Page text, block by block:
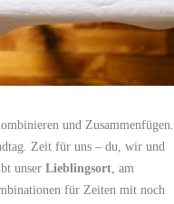
und Zusammenfügen.
Zeit für uns – du, wir und
unser Lieblingsort, am
für Zeiten mit noch